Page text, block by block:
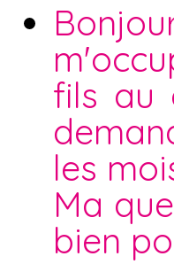
fils au
les
Ma
bien